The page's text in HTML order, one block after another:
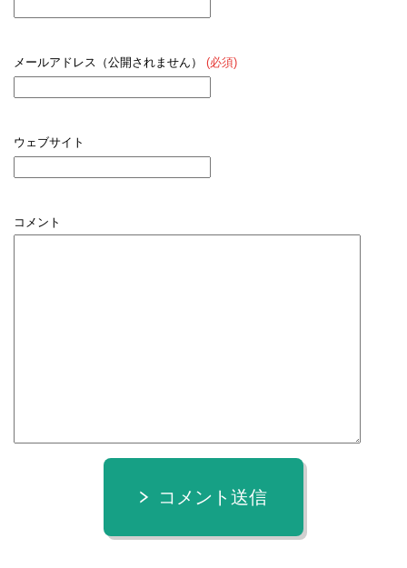
メールアドレス（公開されません） (必須)
ウェブサイト
コメント
コメント送信